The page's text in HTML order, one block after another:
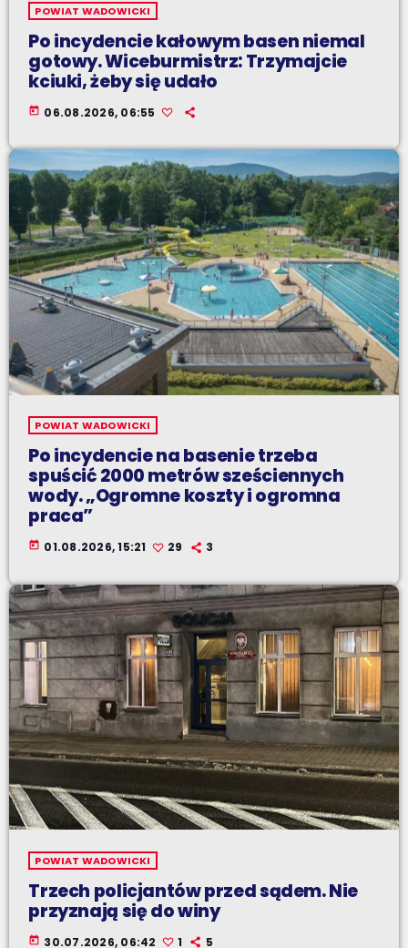
POWIAT WADOWICKI
Po incydencie kałowym basen niemal
gotowy. Wiceburmistrz: Trzymajcie
kciuki, żeby się udało
today 06.08.2026, 06:55
POWIAT WADOWICKI
Po incydencie na basenie trzeba
spuścić 2000 metrów sześciennych
wody. „Ogromne koszty i ogromna
praca”
today 01.08.2026, 15:21 29 3
POWIAT WADOWICKI
Trzech policjantów przed sądem. Nie
przyznają się do winy
today 30.07.2026, 06:42 1 5